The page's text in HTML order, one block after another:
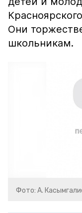
Они
школьникам.
Фото: А.